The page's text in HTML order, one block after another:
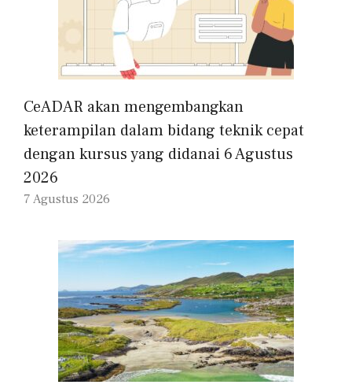
CeADAR akan mengembangkan
keterampilan dalam bidang teknik cepat
dengan kursus yang didanai 6 Agustus
2026
7 Agustus 2026